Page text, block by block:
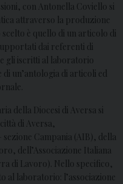
con Antonella Coviello si
attraverso la produzione
è quello di un articolo di
dai referenti di
gli iscritti al laboratorio
un’antologia di articoli ed
della Diocesi di Aversa si
di Aversa,
sezione Campania (AIB), della
dell’Associazione Italiana
di Lavoro). Nello specifico,
al laboratorio: l’associazione